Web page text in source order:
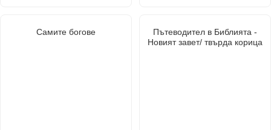
Самите богове
Пътеводител в Библията -
Новият завет/ твърда корица